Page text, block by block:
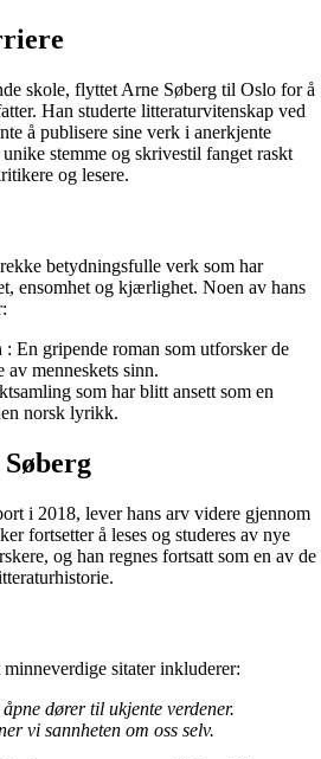
skole, flyttet Arne Søberg til Oslo for å
Han studerte litteraturvitenskap ved
å publisere sine verk i anerkjente
stemme og skrivestil fanget raskt
og lesere.
betydningsfulle verk som har
ensomhet og kjærlighet. Noen av hans
: En gripende roman som utforsker de
menneskets sinn.
som har blitt ansett som en
norsk lyrikk.
i 2018, lever hans arv videre gjennom
fortsetter å leses og studeres av nye
og han regnes fortsatt som en av de
sitater inkluderer:
dører til ukjente verdener.
vi sannheten om oss selv.